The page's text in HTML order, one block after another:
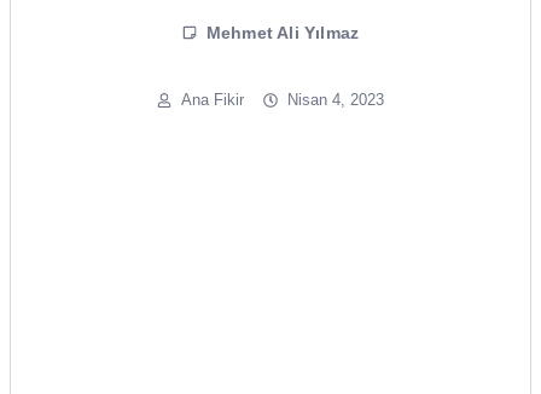
Mehmet Ali Yılmaz
Ana Fikir Nisan 4, 2023